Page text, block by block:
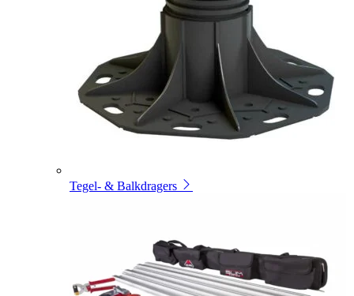
Tegel- & Balkdragers